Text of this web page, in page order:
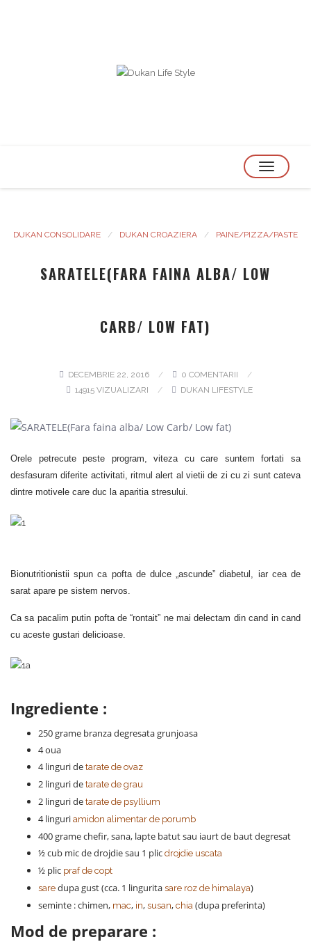
TOGGLE
DUKAN CONSOLIDARE DUKAN CROAZIERA PAINE/PIZZA/PASTE
SARATELE(FARA FAINA ALBA/ LOW
CARB/ LOW FAT)
DECEMBRIE 22, 2016
0 COMENTARII
14915 VIZUALIZARI
DUKAN LIFESTYLE
Orele petrecute peste program, viteza cu care suntem fortati sa
desfasuram diferite activitati, ritmul alert al vietii de zi cu zi sunt cateva
dintre motivele care duc la aparitia stresului.
Bionutritionistii spun ca pofta de dulce „ascunde” diabetul, iar cea de
sarat apare pe sistem nervos.
Ca sa pacalim putin pofta de “rontait” ne mai delectam din cand in cand
cu aceste gustari delicioase.
Ingrediente :
250 grame branza degresata grunjoasa
4 oua
4 linguri de tarate de ovaz
2 linguri de tarate de grau
2 linguri de tarate de psyllium
4 linguri amidon alimentar de porumb
400 grame chefir, sana, lapte batut sau iaurt de baut degresat
½ cub mic de drojdie sau 1 plic drojdie uscata
½ plic praf de copt
sare dupa gust (cca. 1 lingurita sare roz de himalaya)
seminte : chimen, mac, in, susan, chia (dupa preferinta)
Mod de preparare :